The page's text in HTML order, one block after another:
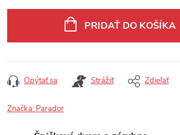
PRIDAŤ DO KOŠÍKA
Opýtať sa Strážiť Zdieľať
Značka: Parador